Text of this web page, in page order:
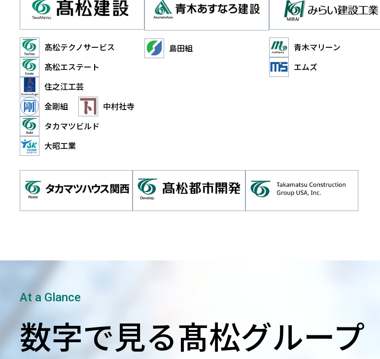
髙松テクノサービス
髙松エステート
住之江工芸
金剛組
中村社寺
タカマツビルド
大昭工業
島田組
青木マリーン
エムズ
数字で見る髙松グループ